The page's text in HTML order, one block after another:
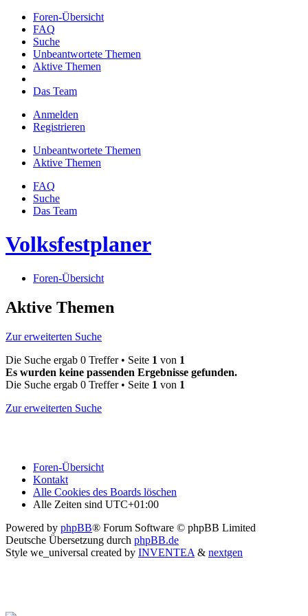
Foren-Übersicht
FAQ
Suche
Unbeantwortete Themen
Aktive Themen
Das Team
Anmelden
Registrieren
Unbeantwortete Themen
Aktive Themen
FAQ
Suche
Das Team
Volksfestplaner
Foren-Übersicht
Aktive Themen
Zur erweiterten Suche
Die Suche ergab 0 Treffer • Seite 1 von 1
Es wurden keine passenden Ergebnisse gefunden.
Die Suche ergab 0 Treffer • Seite 1 von 1
Zur erweiterten Suche
Foren-Übersicht
Kontakt
Alle Cookies des Boards löschen
Alle Zeiten sind UTC+01:00
Powered by phpBB® Forum Software © phpBB Limited
Deutsche Übersetzung durch phpBB.de
Style we_universal created by INVENTEA & nextgen